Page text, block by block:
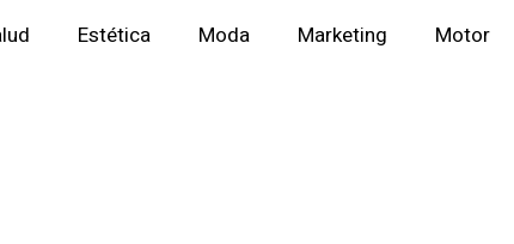
Estética Moda Marketing Motor